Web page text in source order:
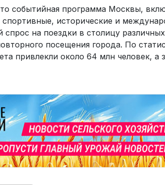
событийная программа Москвы,
спортивные, исторические и
на поездки в столицу
посещения города. По
привлекли около 64 млн человек, а